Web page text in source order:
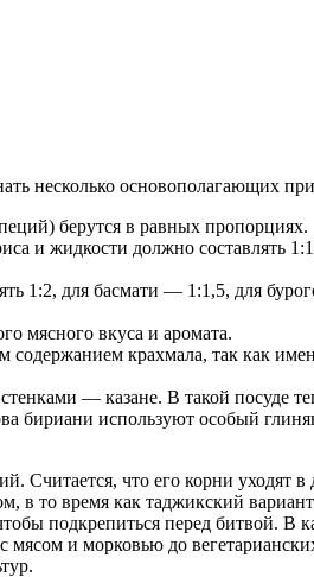
несколько основополагающих
берутся в равных пропорциях.
и жидкости должно составлять
1:2, для басмати — 1:1,5, для
мясного вкуса и аромата.
крахмала, так как
— казане. В такой посуде
бириани используют особый
Считается, что его корни уходят
в то время как таджикский
подкрепиться перед битвой. В
мясом и морковью до